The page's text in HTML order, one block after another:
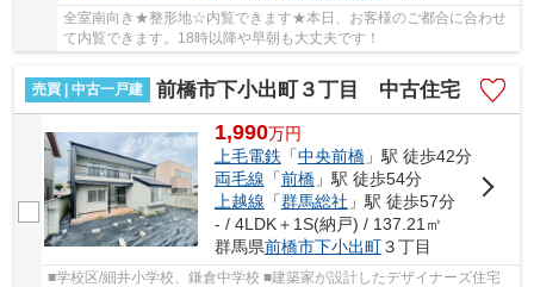
全室南向き★整形地☆内覧できます★本日、お客様のご都合に合わせ
て内覧できます。18時以降や早朝も大丈夫です！
売買 | 中古一戸建 前橋市下小出町３丁目 中古住宅
1,990万円
上毛電鉄 「中央前橋」駅 徒歩42分
両毛線 「前橋」駅 徒歩54分
上越線 「群馬総社 」駅 徒歩57分
- / 4LDK＋1S(納戸) / 137.21㎡
群馬県前橋市下小出町３丁目
■学校区/細井小学校、鎌倉中学校 ■建築家が設計したデザイナーズ住宅